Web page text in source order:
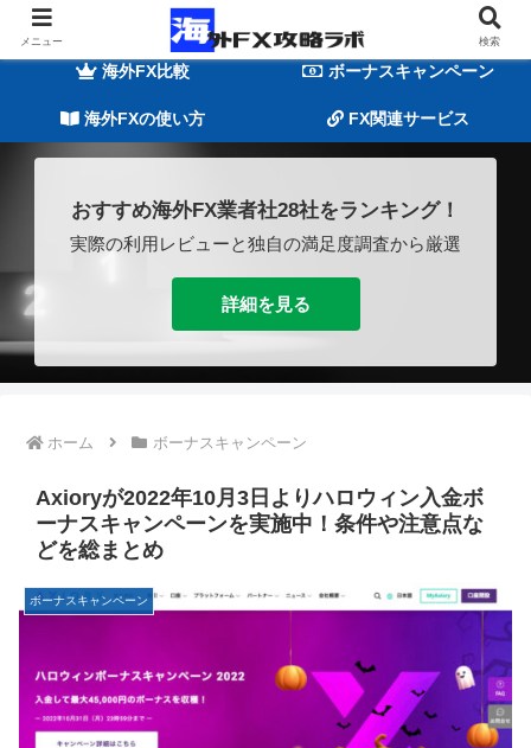
海外FXの基礎知識
海外FX比較 ボーナスキャンペーン
海外FXの使い方 FX関連サービス
おすすめ海外FX業者社28社をランキング！
実際の利用レビューと独自の満足度調査から厳選
詳細を見る
ホーム ボーナスキャンペーン
Axioryが2022年10月3日よりハロウィン入金ボ
ーナスキャンペーンを実施中！条件や注意点な
どを総まとめ
ボーナスキャンペーン
メニュー 検索